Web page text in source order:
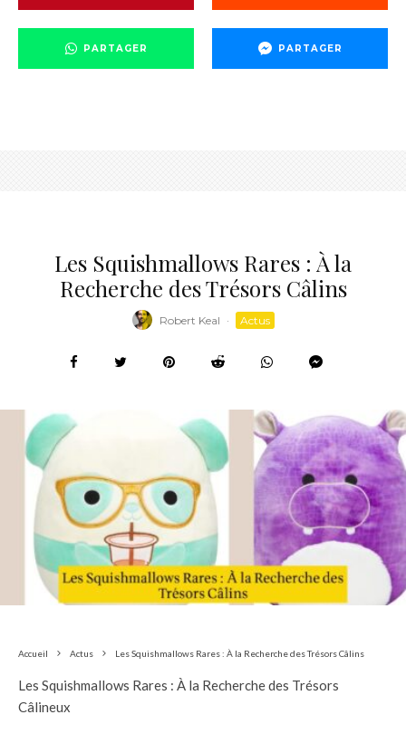
PARTAGER PARTAGER
Les Squishmallows Rares : À la
Recherche des Trésors Câlins
Robert Keal · Actus
Accueil Actus Les Squishmallows Rares : À la Recherche des Trésors Câlins
Les Squishmallows Rares : À la Recherche des Trésors
Câlineux